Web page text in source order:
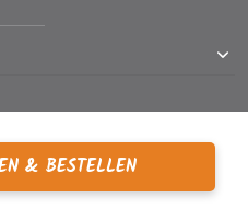
& BESTELLEN
– ein Webshop von der